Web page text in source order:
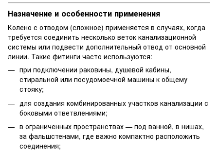
Назначение и особенности применения
Колено с отводом (сложное) применяется в случаях, когда
требуется соединить несколько веток канализационной
системы или подвести дополнительный отвод от основной
линии. Такие фитинги часто используются:
при подключении раковины, душевой кабины,
стиральной или посудомоечной машины к общему
стояку;
для создания комбинированных участков канализации с
боковыми ответвлениями;
в ограниченных пространствах — под ванной, в нишах,
за фальшстенами, где важно компактно расположить
соединения;